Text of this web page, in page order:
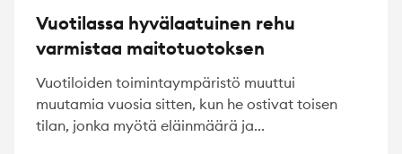
Vuotilassa hyvälaatuinen rehu
varmistaa maitotuotoksen
Vuotiloiden toimintaympäristö muuttui
muutamia vuosia sitten, kun he ostivat toisen
tilan, jonka myötä eläinmäärä ja...